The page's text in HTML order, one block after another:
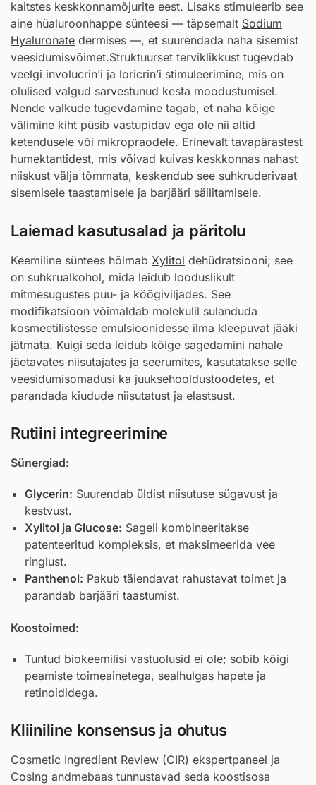
kaitstes keskkonnamõjurite eest. Lisaks stimuleerib see
aine hüaluroonhappe sünteesi — täpsemalt Sodium
Hyaluronate dermises —, et suurendada naha sisemist
veesidumisvõimet.Struktuurset terviklikkust tugevdab
veelgi involucrin’i ja loricrin’i stimuleerimine, mis on
olulised valgud sarvestunud kesta moodustumisel.
Nende valkude tugevdamine tagab, et naha kõige
välimine kiht püsib vastupidav ega ole nii altid
ketendusele või mikropraodele. Erinevalt tavapärastest
humektantidest, mis võivad kuivas keskkonnas nahast
niiskust välja tõmmata, keskendub see suhkruderivaat
sisemisele taastamisele ja barjääri säilitamisele.
Laiemad kasutusalad ja päritolu
Keemiline süntees hõlmab Xylitol dehüdratsiooni; see
on suhkrualkohol, mida leidub looduslikult
mitmesugustes puu- ja köögiviljades. See
modifikatsioon võimaldab molekulil sulanduda
kosmeetilistesse emulsioonidesse ilma kleepuvat jääki
jätmata. Kuigi seda leidub kõige sagedamini nahale
jäetavates niisutajates ja seerumites, kasutatakse selle
veesidumisomadusi ka juuksehooldustoodetes, et
parandada kiudude niisutatust ja elastsust.
Rutiini integreerimine
Sünergiad:
Glycerin: Suurendab üldist niisutuse sügavust ja
kestvust.
Xylitol ja Glucose: Sageli kombineeritakse
patenteeritud kompleksis, et maksimeerida vee
ringlust.
Panthenol: Pakub täiendavat rahustavat toimet ja
parandab barjääri taastumist.
Koostoimed:
Tuntud biokeemilisi vastuolusid ei ole; sobib kõigi
peamiste toimeainetega, sealhulgas hapete ja
retinoididega.
Kliiniline konsensus ja ohutus
Cosmetic Ingredient Review (CIR) ekspertpaneel ja
CosIng andmebaas tunnustavad seda koostisosa